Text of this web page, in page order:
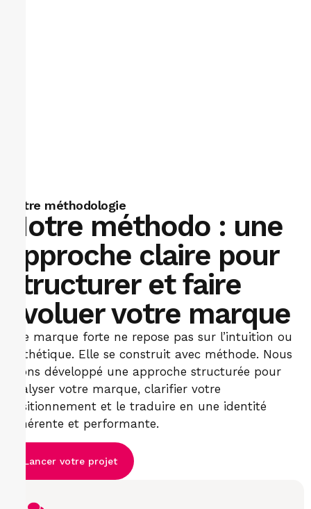
Notre méthodologie
Notre méthodo : une
approche claire pour
structurer et faire
évoluer votre marque
Une marque forte ne repose pas sur l’intuition ou
l’esthétique. Elle se construit avec méthode. Nous
avons développé une approche structurée pour
analyser votre marque, clarifier votre
positionnement et le traduire en une identité
cohérente et performante.
Lancer votre projet